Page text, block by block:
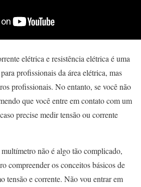
elétrica e resistência elétrica é uma
profissionais da área elétrica, mas
profissionais. No entanto, se você não
que você entre em contato com um
precise medir tensão ou corrente
não é algo tão complicado,
compreender os conceitos básicos de
tensão e corrente. Não vou entrar em